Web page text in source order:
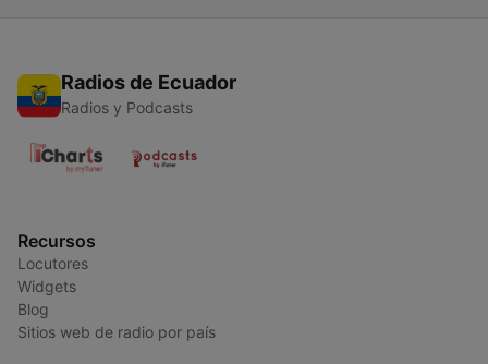
Radios de Ecuador
Radios y Podcasts
Recursos
Locutores
Widgets
Blog
Sitios web de radio por país